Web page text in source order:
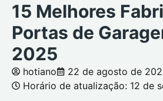
15 Melhores
Portas de
2025
hotiano 22 de agosto de
Horário de atualização: 12 de